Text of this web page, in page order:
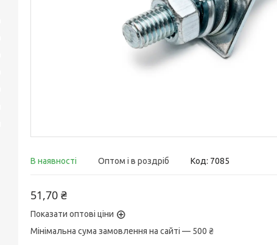
В наявності Оптом і в роздріб Код: 7085
51,70 ₴
Показати оптові ціни
Мінімальна сума замовлення на сайті — 500 ₴